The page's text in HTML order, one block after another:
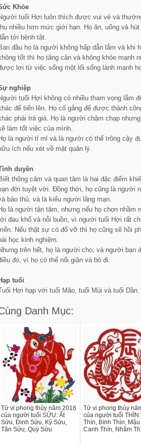
Khỏe
tuổi Hợi luôn thích được vui vẻ và
nhiều hơn mức giới hạn. Họ ăn, uống và
tới bệnh tật.
đầu họ là người không hấp dẫn lắm và khi
tốt thì họ tăng cân và không khỏe mạnh
lợi từ việc sống một lối sống lành mạnh
nghiệp
tuổi Hợi không có nhiều tham vọng lắm
để tiến lên. Họ cố gắng để được thành
phải trả giá. Họ là người chậm chạp
làm tốt việc của mình.
là người tỉ mỉ và là người có thể trông cậy
ích nếu xét về mặt quản lý.
duyên
thông cảm và quan tâm là hai đặc điểm
đời tuyệt vời. Đồng thời, họ cũng là người
bảo thủ, và là kiểu người lãng mạn.
là người tận tâm, nhưng nếu họ chọn nhầm
đau khổ và nỗi buồn, vì người tuổi Hợi rất
Nếu thật sự có đổ vỡ thì họ cũng sẽ hồi
học kinh nghiệm.
trên hết, họ là người cho, và người bạn
đó, vì họ có thể nổi giận và bỏ đi.
tuổi
Hợi hạp với tuổi Mão, tuổi Mùi và tuổi Dần.
Danh Mục:
Tử vi phong thủy năm 2016
của người tuổi SỬU: Ất
Sửu, Đinh Sửu, Kỷ Sửu,
Tân Sửu, Quý Sửu
Tử vi phong thủy
của người tuổi
Thìn, Bính Thìn, Mậu
Canh Thìn, Nhâm